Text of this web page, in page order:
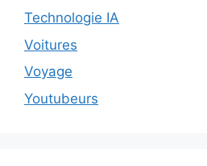
Technologie IA
Voitures
Voyage
Youtubeurs